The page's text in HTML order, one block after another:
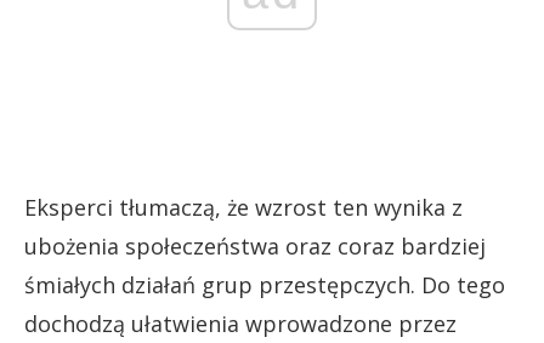
Eksperci tłumaczą, że wzrost ten wynika z
ubożenia społeczeństwa oraz coraz bardziej
śmiałych działań grup przestępczych. Do tego
dochodzą ułatwienia wprowadzone przez